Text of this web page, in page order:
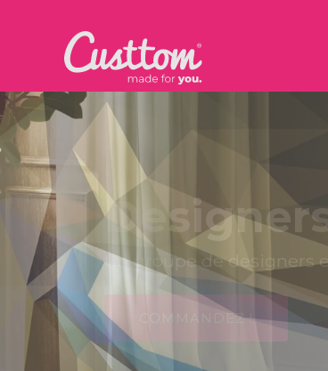
Un groupe de designers
COMMANDEZ !